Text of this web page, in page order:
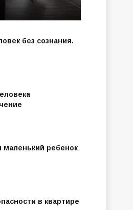
без сознания.
маленький ребенок
в квартире